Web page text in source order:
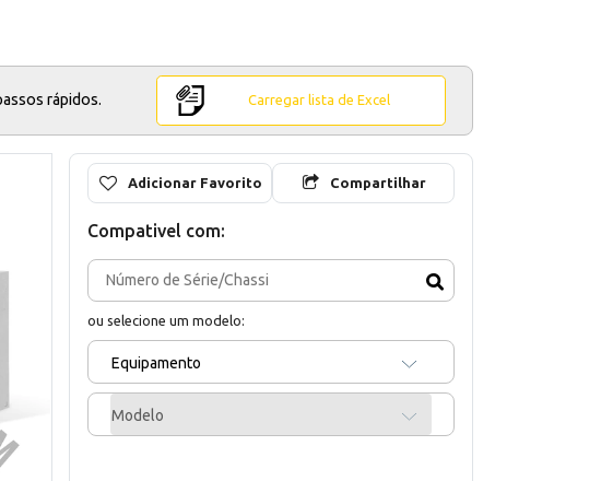
rápidos. Carregar lista de Excel
Adicionar Favorito Compartilhar
Compativel com:
ou selecione um modelo:
Equipamento
Modelo